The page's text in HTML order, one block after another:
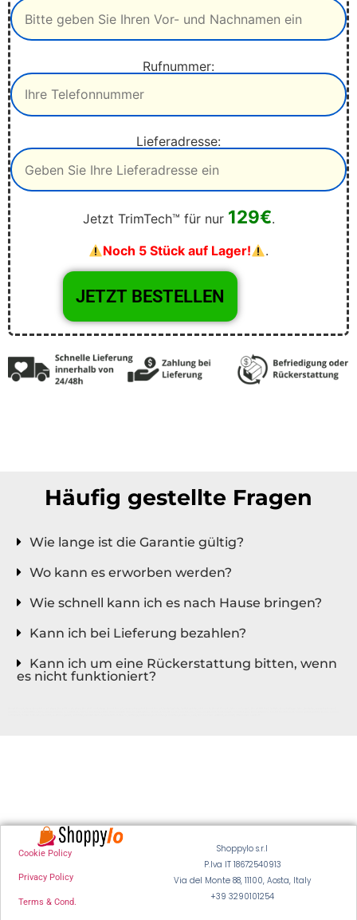
Rufnummer:
Lieferadresse:
Jetzt TrimTech™ für nur 129€.
Noch 5 Stück auf Lager! .
Häufig gestellte Fragen
Wie lange ist die Garantie gültig?
Wo kann es erworben werden?
Wie schnell kann ich es nach Hause bringen?
Kann ich bei Lieferung bezahlen?
Kann ich um eine Rückerstattung bitten, wenn
es nicht funktioniert?
Cookie Policy
Privacy Policy
Terms & Cond.
Shoppylo s.r.l
P.Iva IT 18672540913
Via del Monte 88, 11100, Aosta, Italy
+39 3290101254